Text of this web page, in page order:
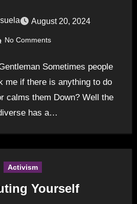
August 20, 2024
No Comments
Sometimes people
me if there is anything to do
calms them Down? Well the
has a…
Activism
Yourself